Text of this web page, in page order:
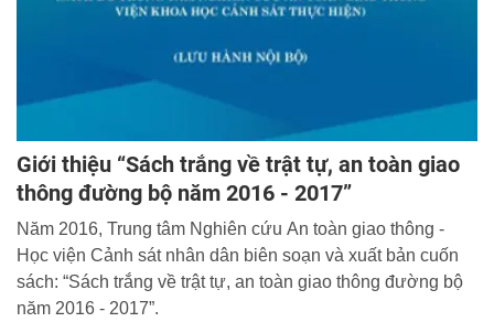
Giới thiệu “Sách trắng về trật tự, an toàn giao
thông đường bộ năm 2016 - 2017”
Năm 2016, Trung tâm Nghiên cứu An toàn giao thông -
Học viện Cảnh sát nhân dân biên soạn và xuất bản cuốn
sách: “Sách trắng về trật tự, an toàn giao thông đường bộ
năm 2016 - 2017”.